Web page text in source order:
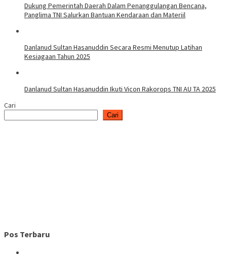
Dukung Pemerintah Daerah Dalam Penanggulangan Bencana,
Panglima TNI Salurkan Bantuan Kendaraan dan Materiil
Danlanud Sultan Hasanuddin Secara Resmi Menutup Latihan
Kesiagaan Tahun 2025
Danlanud Sultan Hasanuddin Ikuti Vicon Rakorops TNI AU TA 2025
Cari
Cari
Pos Terbaru